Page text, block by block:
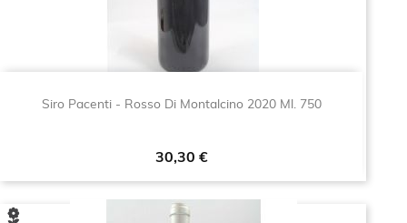
Siro Pacenti - Rosso Di Montalcino 2020 Ml. 750
Prezzo
30,30 €